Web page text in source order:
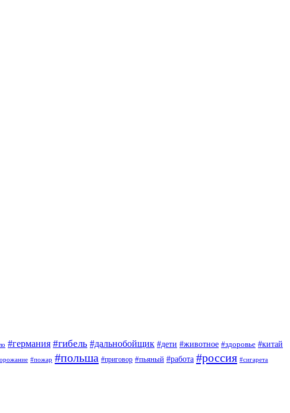
#германия #гибель #дальнобойщик #дети #животное #здоровье #китай
#пожар #польша #приговор #пьяный #работа #россия #сигарета